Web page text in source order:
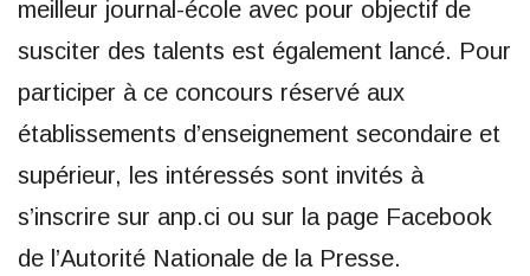
meilleur journal-école avec pour objectif de
susciter des talents est également lancé. Pour
participer à ce concours réservé aux
établissements d’enseignement secondaire et
supérieur, les intéressés sont invités à
s’inscrire sur anp.ci ou sur la page Facebook
de l’Autorité Nationale de la Presse.